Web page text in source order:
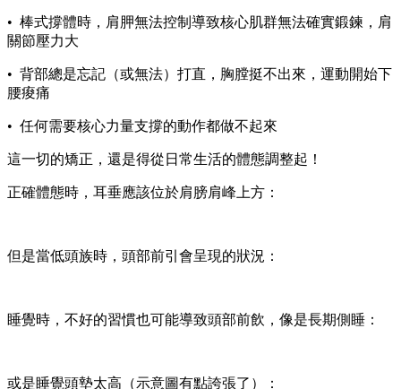
• 棒式撐體時，肩胛無法控制導致核心肌群無法確實鍛鍊，肩
關節壓力大
• 背部總是忘記（或無法）打直，胸膛挺不出來，運動開始下
腰痠痛
• 任何需要核心力量支撐的動作都做不起來
這一切的矯正，還是得從日常生活的體態調整起！
正確體態時，耳垂應該位於肩膀肩峰上方：
但是當低頭族時，頭部前引會呈現的狀況：
睡覺時，不好的習慣也可能導致頭部前飲，像是長期側睡：
或是睡覺頭墊太高（示意圖有點誇張了）：